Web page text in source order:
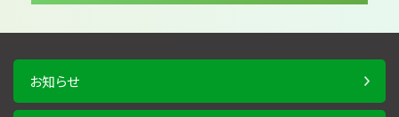
お知らせ